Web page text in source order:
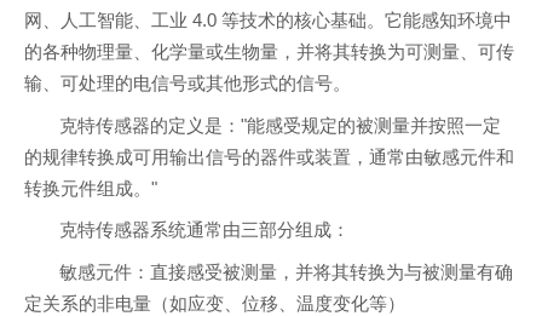
网、人工智能、工业 4.0 等技术的核心基础。它能感知环境中
的各种物理量、化学量或生物量，并将其转换为可测量、可传
输、可处理的电信号或其他形式的信号。
克特传感器的定义是："能感受规定的被测量并按照一定
的规律转换成可用输出信号的器件或装置，通常由敏感元件和
转换元件组成。"
克特传感器系统通常由三部分组成：
敏感元件：直接感受被测量，并将其转换为与被测量有确
定关系的非电量（如应变、位移、温度变化等）